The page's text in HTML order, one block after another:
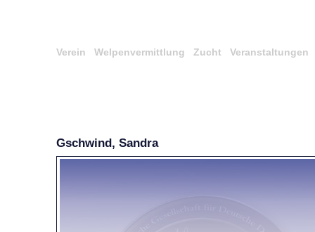
Verein Welpenvermittlung Zucht Veranstaltungen
Gschwind, Sandra